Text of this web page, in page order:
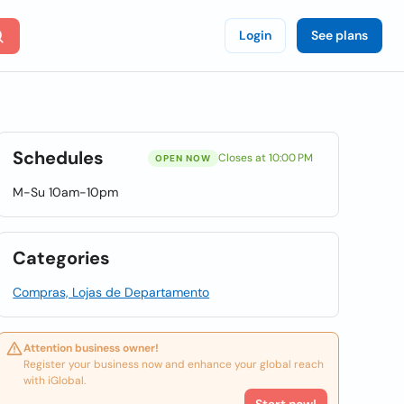
Login See plans
Schedules OPEN NOW Closes at 10:00 PM
M-Su 10am-10pm
Categories
Compras, Lojas de Departamento
Attention business owner!
Register your business now and enhance your global reach
with iGlobal.